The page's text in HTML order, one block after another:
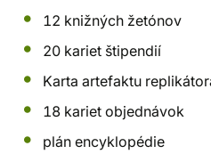
12 knižných žetónov
20 kariet štipendií
Karta artefaktu
18 kariet objednávok
plán encyklopédie